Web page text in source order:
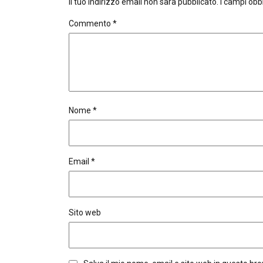
Commento *
Nome *
Email *
Sito web